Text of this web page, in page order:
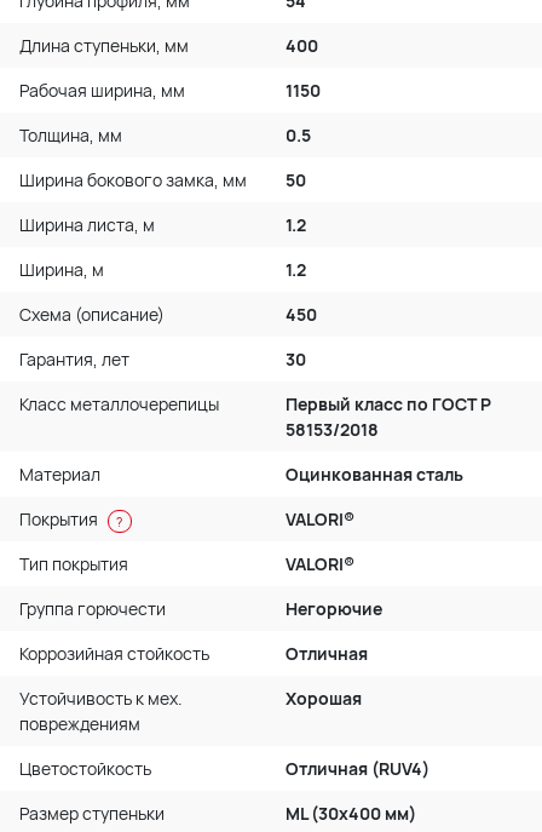
Длина ступеньки, мм
400
Рабочая ширина, мм
1150
Толщина, мм
0.5
Ширина бокового замка, мм
50
Ширина листа, м
1.2
Ширина, м
1.2
Схема (описание)
450
Гарантия, лет
30
Класс металлочерепицы
Первый класс по ГОСТ P
58153/2018
Материал
Оцинкованная сталь
Покрытия
?
VALORI®
Тип покрытия
VALORI®
Группа горючести
Негорючие
Коррозийная стойкость
Отличная
Устойчивость к мех.
повреждениям
Хорошая
Цветостойкость
Отличная (RUV4)
Размер ступеньки
ML (30x400 мм)